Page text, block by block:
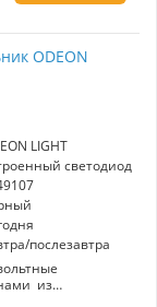
ODEON
LIGHT
светодиод
послезавтра
из